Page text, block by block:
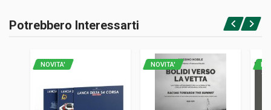
Brossura con cofanetto
Ferrari S.p.a.
Accedi o registrati
Potrebbero Interessarti
NOVITA' NOVITA'